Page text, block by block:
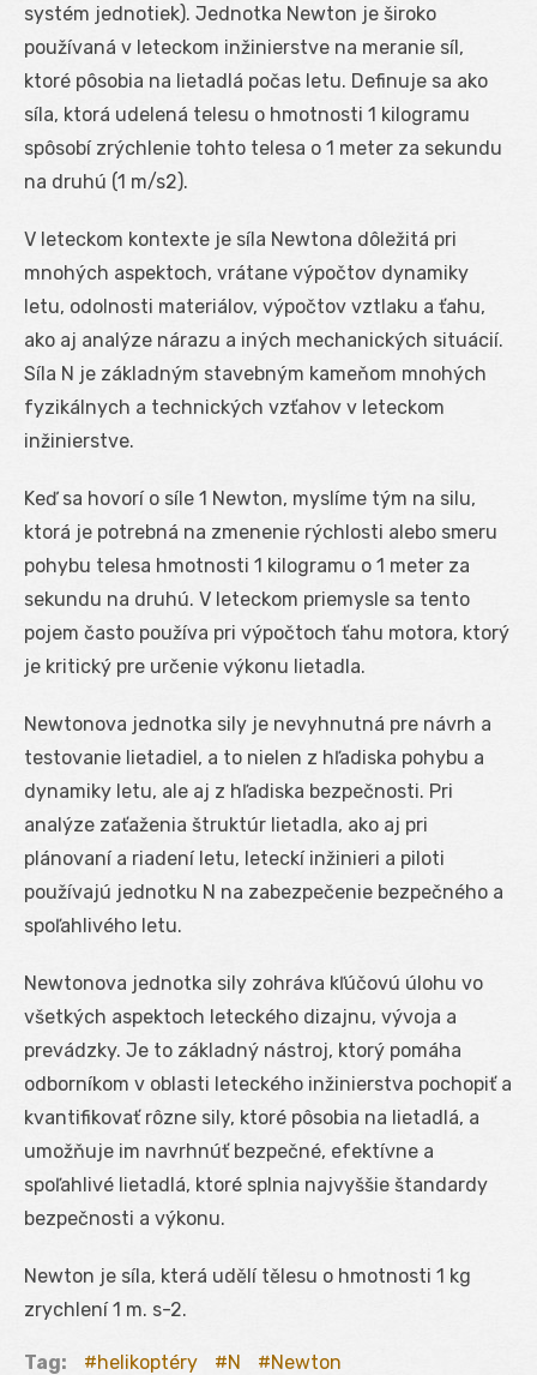
systém jednotiek). Jednotka Newton je široko
používaná v leteckom inžinierstve na meranie síl,
ktoré pôsobia na lietadlá počas letu. Definuje sa ako
síla, ktorá udelená telesu o hmotnosti 1 kilogramu
spôsobí zrýchlenie tohto telesa o 1 meter za sekundu
na druhú (1 m/s2).
V leteckom kontexte je síla Newtona dôležitá pri
mnohých aspektoch, vrátane výpočtov dynamiky
letu, odolnosti materiálov, výpočtov vztlaku a ťahu,
ako aj analýze nárazu a iných mechanických situácií.
Síla N je základným stavebným kameňom mnohých
fyzikálnych a technických vzťahov v leteckom
inžinierstve.
Keď sa hovorí o síle 1 Newton, myslíme tým na silu,
ktorá je potrebná na zmenenie rýchlosti alebo smeru
pohybu telesa hmotnosti 1 kilogramu o 1 meter za
sekundu na druhú. V leteckom priemysle sa tento
pojem často používa pri výpočtoch ťahu motora, ktorý
je kritický pre určenie výkonu lietadla.
Newtonova jednotka sily je nevyhnutná pre návrh a
testovanie lietadiel, a to nielen z hľadiska pohybu a
dynamiky letu, ale aj z hľadiska bezpečnosti. Pri
analýze zaťaženia štruktúr lietadla, ako aj pri
plánovaní a riadení letu, leteckí inžinieri a piloti
používajú jednotku N na zabezpečenie bezpečného a
spoľahlivého letu.
Newtonova jednotka sily zohráva kľúčovú úlohu vo
všetkých aspektoch leteckého dizajnu, vývoja a
prevádzky. Je to základný nástroj, ktorý pomáha
odborníkom v oblasti leteckého inžinierstva pochopiť a
kvantifikovať rôzne sily, ktoré pôsobia na lietadlá, a
umožňuje im navrhnúť bezpečné, efektívne a
spoľahlivé lietadlá, ktoré splnia najvyššie štandardy
bezpečnosti a výkonu.
Newton je síla, která udělí tělesu o hmotnosti 1 kg
zrychlení 1 m. s-2.
Tag: helikoptéry N Newton